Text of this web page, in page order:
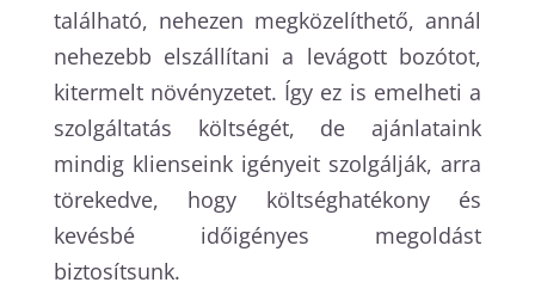
található, nehezen megközelíthető, annál
nehezebb elszállítani a levágott bozótot,
kitermelt növényzetet. Így ez is emelheti a
szolgáltatás költségét, de ajánlataink
mindig klienseink igényeit szolgálják, arra
törekedve, hogy költséghatékony és
kevésbé időigényes megoldást
biztosítsunk.